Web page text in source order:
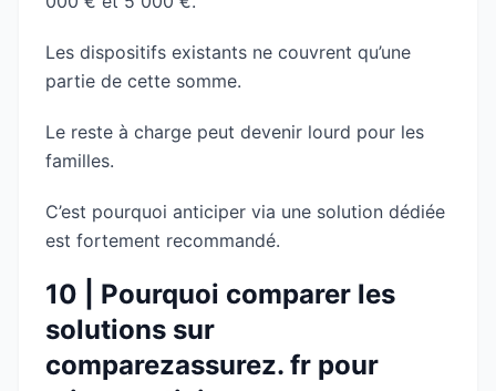
Les dispositifs existants ne couvrent qu’une
partie de cette somme.
Le reste à charge peut devenir lourd pour les
familles.
C’est pourquoi anticiper via une solution dédiée
est fortement recommandé.
10 | Pourquoi comparer les
solutions sur
comparezassurez. fr pour